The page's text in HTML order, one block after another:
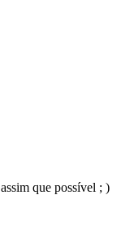
que possível ; )